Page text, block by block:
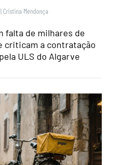
| Cristina Mendonça
falta de milhares de
criticam a contratação
ULS do Algarve